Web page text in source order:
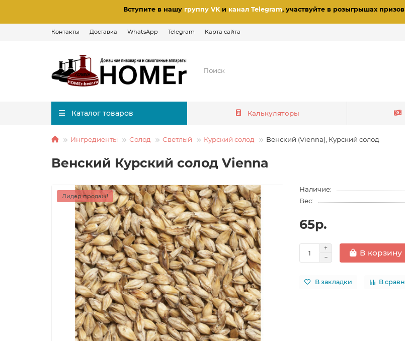
Вступите в нашу группу VKи канал Telegram, участвуйте в розыгрышах призов
Контакты Доставка WhatsApp Telegram Карта сайта
Каталог товаров Калькуляторы
Ингредиенты Солод Светлый Курский солод Венский (Vienna), Курский солод
Венский Курский солод Vienna
Лидер продаж!
Наличие:
Вес:
65р.
В корзину
В закладки В